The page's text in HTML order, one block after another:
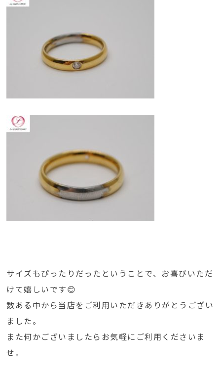
サイズもぴったりだったということで、お喜びいただ
けて嬉しいです😊
数ある中から当店をご利用いただきありがとうござい
ました。
また何かございましたらお気軽にご利用くださいま
せ。